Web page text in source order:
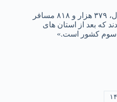
طبق این گزارش، در نوروز امسال، ۳۷۹ هزار و ۸۱۸ مسافر
که بعد از استان های
سوم کشور است.»